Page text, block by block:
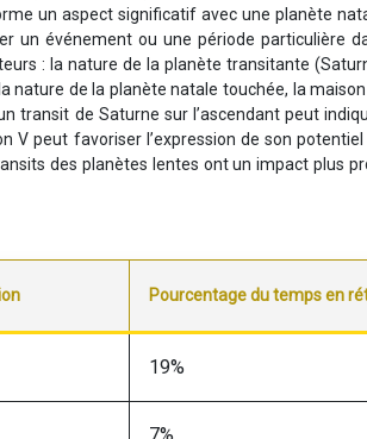
un aspect significatif avec une planète
un événement ou une période particulière
: la nature de la planète transitante
nature de la planète natale touchée, la
transit de Saturne sur l’ascendant peut
V peut favoriser l’expression de son
des planètes lentes ont un impact plus
Pourcentage du temps en
19%